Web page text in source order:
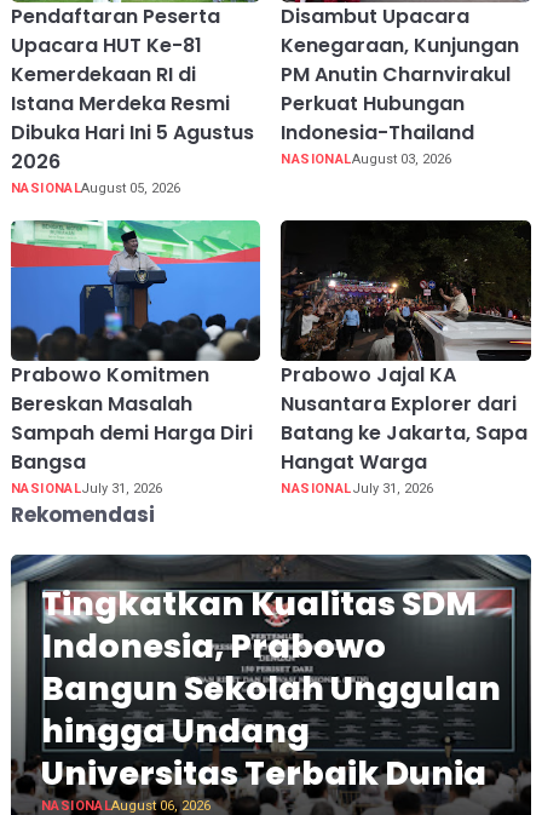
Pendaftaran Peserta
Upacara HUT Ke-81
Kemerdekaan RI di
Istana Merdeka Resmi
Dibuka Hari Ini 5 Agustus
2026
NASIONALAugust 05, 2026
Disambut Upacara
Kenegaraan, Kunjungan
PM Anutin Charnvirakul
Perkuat Hubungan
Indonesia-Thailand
NASIONALAugust 03, 2026
Prabowo Komitmen
Bereskan Masalah
Sampah demi Harga Diri
Bangsa
NASIONALJuly 31, 2026
Prabowo Jajal KA
Nusantara Explorer dari
Batang ke Jakarta, Sapa
Hangat Warga
NASIONALJuly 31, 2026
Rekomendasi
Tingkatkan Kualitas SDM
Indonesia, Prabowo
Bangun Sekolah Unggulan
hingga Undang
Universitas Terbaik Dunia
NASIONALAugust 06, 2026